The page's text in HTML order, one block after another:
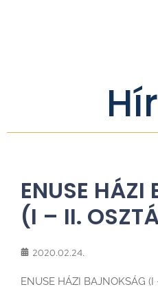
ENUSE
(I – II.
2020.02.24.
ENUSE HÁZI BAJNOKSÁG (I